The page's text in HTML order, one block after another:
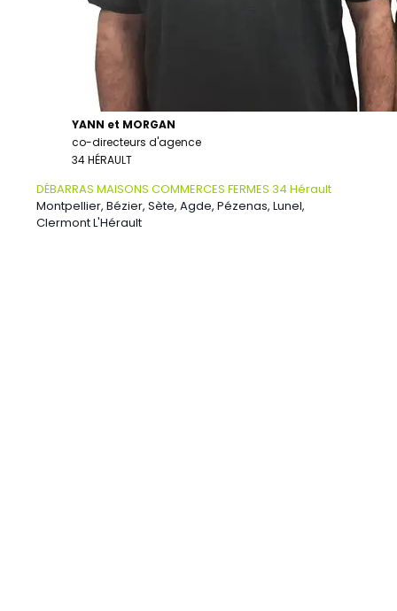
YANN et MORGAN
co-directeurs d'agence
34 HÉRAULT
DÉBARRAS MAISONS COMMERCES FERMES 34 Hérault
Montpellier, Bézier, Sète, Agde, Pézenas, Lunel,
Clermont L'Hérault